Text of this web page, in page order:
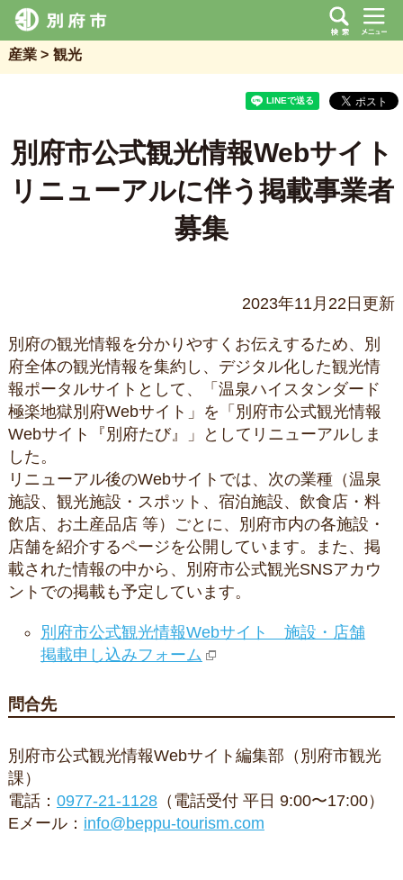
産業 観光
別府市公式観光情報Webサイト
リニューアルに伴う掲載事業者
募集
2023年11月22日更新
別府の観光情報を分かりやすくお伝えするため、別
府全体の観光情報を集約し、デジタル化した観光情
報ポータルサイトとして、「温泉ハイスタンダード
極楽地獄別府Webサイト」を「別府市公式観光情報
Webサイト『別府たび』」としてリニューアルしま
した。
リニューアル後のWebサイトでは、次の業種（温泉
施設、観光施設・スポット、宿泊施設、飲食店・料
飲店、お土産品店 等）ごとに、別府市内の各施設・
店舗を紹介するページを公開しています。また、掲
載された情報の中から、別府市公式観光SNSアカウ
ントでの掲載も予定しています。
別府市公式観光情報Webサイト 施設・店舗
掲載申し込みフォーム
問合先
別府市公式観光情報Webサイト編集部（別府市観光
課）
電話： 0977-21-1128（電話受付 平日 9:00〜17:00）
Eメール： info@beppu-tourism.com